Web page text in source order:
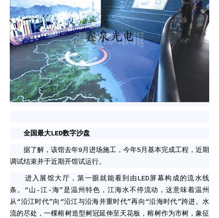
全国最大LED数字沙盘
据了解，该馆去年9月进场施工，今年5月基本完成工程，近期
调试结束并于近期开馆试运行。
进入展馆大厅，第一眼就能看到由LED屏幕构成的流水线
条。“山-江-海”是温州特色，江海水不停流动，这意味着温州
从“沿江时代”向“沿江与沿海并重时代”再向“沿海时代”跨进。水
流的尽处，一棵榕树造型树冠延伸至天花板，榕树作为市树，象征